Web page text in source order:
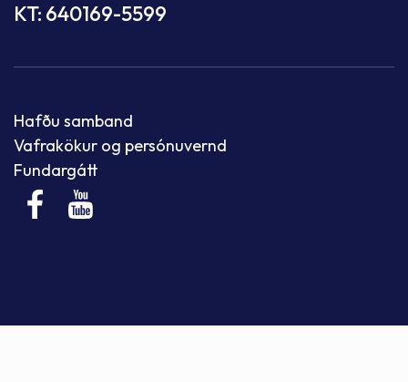
KT: 640169-5599
Hafðu samband
Vafrakökur og persónuvernd
Fundargátt